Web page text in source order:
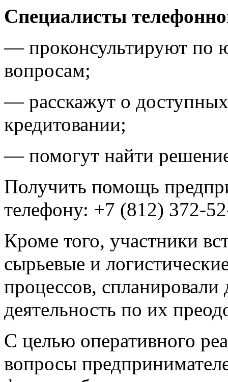
Специалисты
— проконсультируют по
вопросам;
— расскажут о
кредитовании;
— помогут найти
Получить помощь
телефону: +7 (812) 372-
Кроме того, участники
сырьевые и
процессов,
деятельность по их
С целью оперативного
вопросы